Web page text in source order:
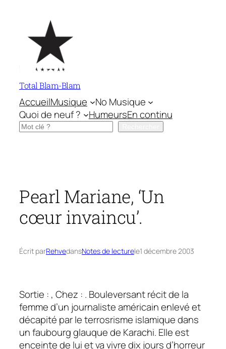
contenu
Total Blam-Blam
AccueilMusique
No Musique
Quoi de neuf ?
HumeursEn continu
Rechercher
Pearl Mariane, ‘Un
cœur invaincu’.
Écrit parRehvedansNotes de lecturele1 décembre 2003
Sortie : , Chez : . Bouleversant récit de la
femme d’un journaliste américain enlevé et
décapité par le terrosrisme islamique dans
un faubourg glauque de Karachi. Elle est
enceinte de lui et va vivre dix jours d’horreur